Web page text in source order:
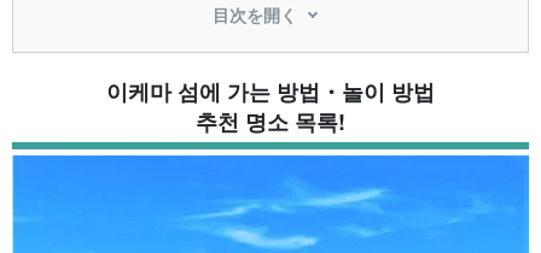
하트바위 & 이키즈 비치
3.3.이케마 블록(후낙스 비치)
구 이키즈 비치
이케마 로프(카긴미 해변)
야비지(야비지)
3.7.이케마지마 원경대 터
이케마지마 등대
目次を開く
이케마 섬에 가는 방법・놀이 방법
추천 명소 목록!